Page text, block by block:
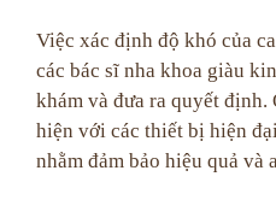
Việc xác định độ khó của
các bác sĩ nha khoa giàu
khám và đưa ra quyết
hiện với các thiết bị hiện
nhằm đảm bảo hiệu quả và